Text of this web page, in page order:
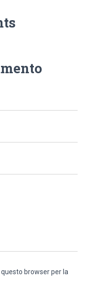
browser per la